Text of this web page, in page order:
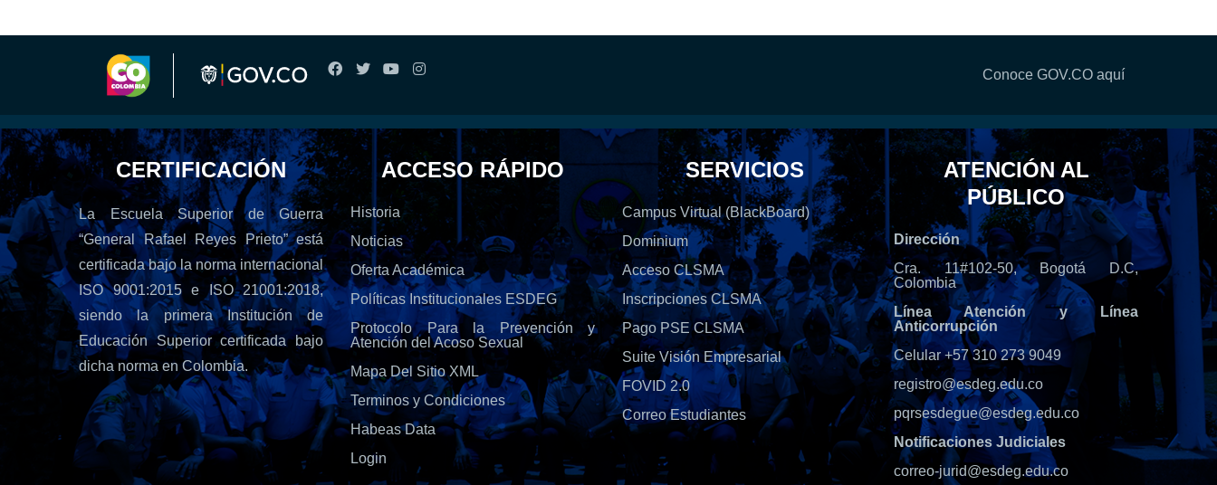
Conoce GOV.CO aquí
CERTIFICACIÓN
La Escuela Superior de Guerra
“General Rafael Reyes Prieto” está
certificada bajo la norma internacional
ISO 9001:2015 e ISO 21001:2018,
siendo la primera Institución de
Educación Superior certificada bajo
dicha norma en Colombia.
ACCESO RÁPIDO
Historia
Noticias
Oferta Académica
Políticas Institucionales ESDEG
Protocolo Para la Prevención y
Atención del Acoso Sexual
Mapa Del Sitio XML
Terminos y Condiciones
Habeas Data
Login
SERVICIOS
Campus Virtual (BlackBoard)
Dominium
Acceso CLSMA
Inscripciones CLSMA
Pago PSE CLSMA
Suite Visión Empresarial
FOVID 2.0
Correo Estudiantes
ATENCIÓN AL
PÚBLICO
Dirección
Cra. 11#102-50, Bogotá D.C,
Colombia
Línea Atención y Línea
Anticorrupción
Celular +57 310 273 9049
registro@esdeg.edu.co
pqrsesdegue@esdeg.edu.co
Notificaciones Judiciales
correo-jurid@esdeg.edu.co